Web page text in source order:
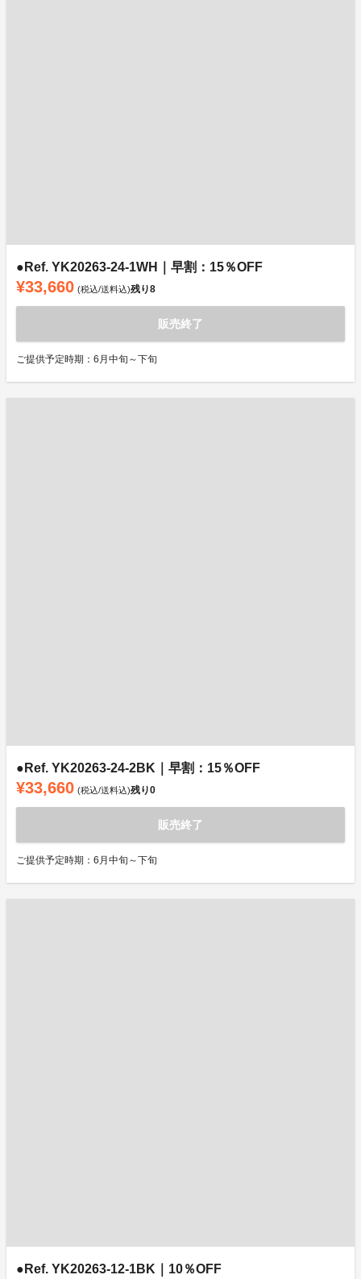
●Ref. YK20263-24-1WH｜早割：15％OFF
¥33,660 (税込/送料込)残り8
販売終了
ご提供予定時期：6月中旬～下旬
●Ref. YK20263-24-2BK｜早割：15％OFF
¥33,660 (税込/送料込)残り0
販売終了
ご提供予定時期：6月中旬～下旬
●Ref. YK20263-12-1BK｜10％OFF